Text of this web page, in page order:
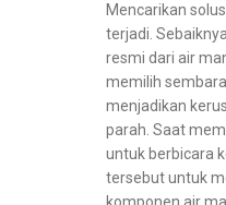
Mencarikan
terjadi.
resmi dari air
memilih
menjadikan
parah. Saat
untuk berbicara
tersebut untuk